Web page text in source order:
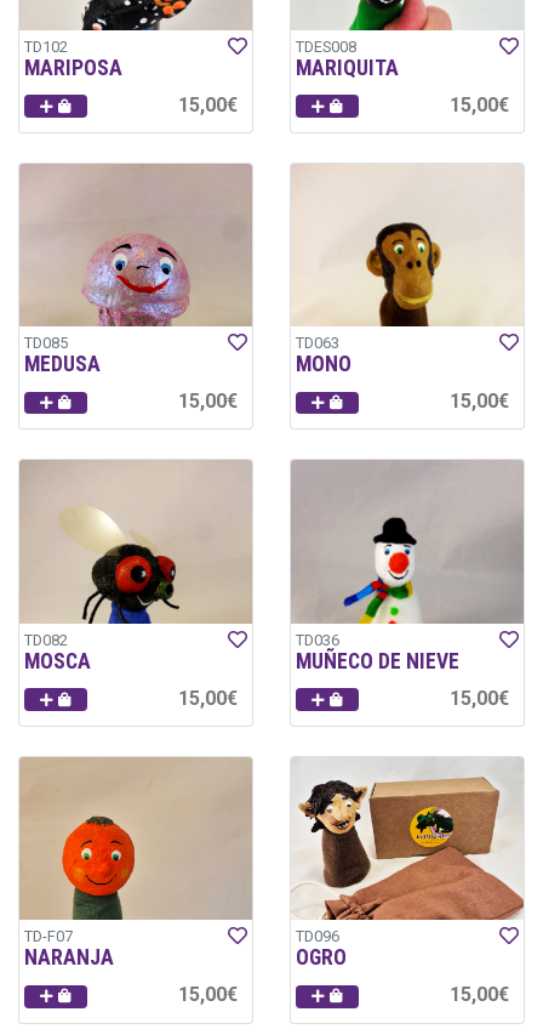
TD102
MARIPOSA
15,00€
TDES008
MARIQUITA
15,00€
TD085
MEDUSA
15,00€
TD063
MONO
15,00€
TD082
MOSCA
15,00€
TD036
MUÑECO DE NIEVE
15,00€
TD-F07
NARANJA
15,00€
TD096
OGRO
15,00€